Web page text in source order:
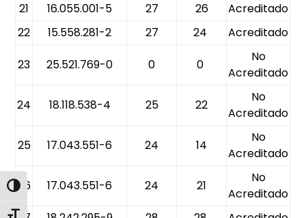
Alternar alto contraste
21
16.055.001-5 27 26
Acreditado
22
15.558.281-2 27 24 Acreditado
23 25.521.769-0 0 0
No
Acreditado
24 18.118.538-4 25 22
No
Acreditado
25 17.043.551-6 24 14
No
Acreditado
26 17.043.551-6 24 21
No
Acreditado